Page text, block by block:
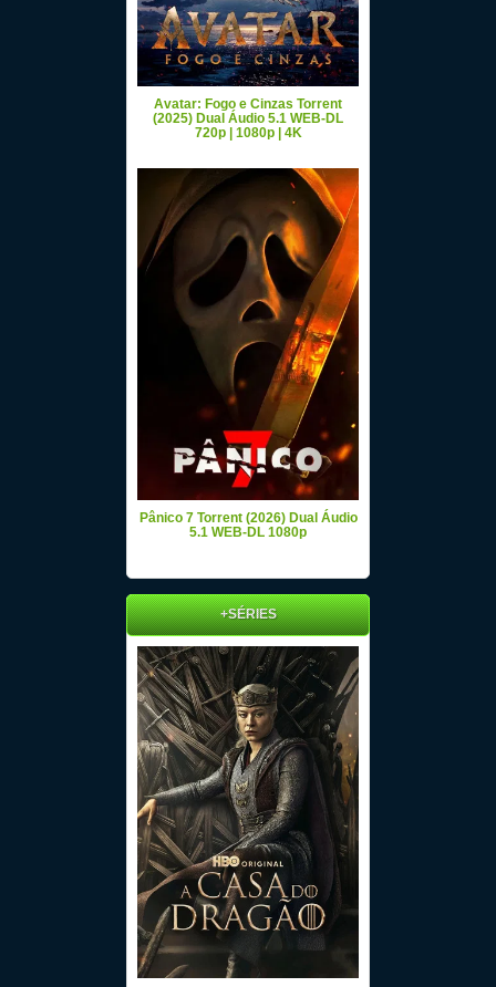
Avatar: Fogo e Cinzas Torrent
(2025) Dual Áudio 5.1 WEB-DL
720p | 1080p | 4K
Pânico 7 Torrent (2026) Dual Áudio
5.1 WEB-DL 1080p
+SÉRIES